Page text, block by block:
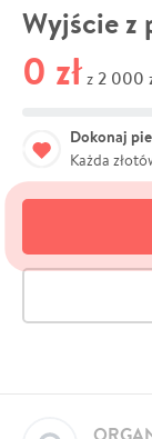
Wyjście z
0 zł z 2 000
Dokonaj
Każda